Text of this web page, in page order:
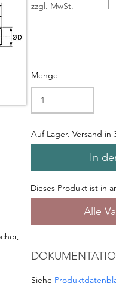
zzgl. MwSt.
Menge
Auf Lager. Versand in
In
Dieses Produkt ist in
Alle
Siehe